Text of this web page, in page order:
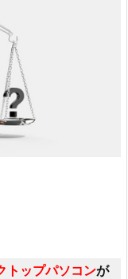
トップパソコンが